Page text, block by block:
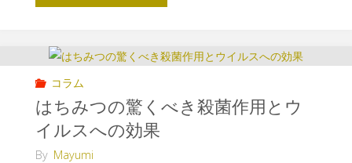
コラム
はちみつの驚くべき殺菌作用とウ
イルスへの効果
By Mayumi